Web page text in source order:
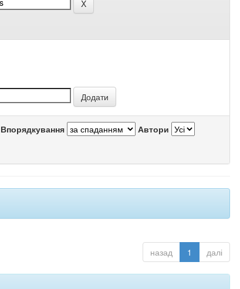
Впорядкування Автори
назад 1 далі